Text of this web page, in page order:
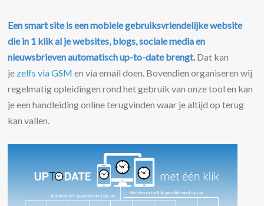
Een smart site is een mobiele gebruiksvriendelijke website
die in 1 klik al je websites, blogs, sociale media en
nieuwsbrieven automatisch up-to-date brengt.Dat kan
je zelfs via GSM en via email doen. Bovendien organiseren wij
regelmatig opleidingen rond het gebruik van onze tool en kan
je een handleiding online terugvinden waar je altijd op terug
kan vallen.